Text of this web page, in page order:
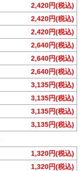
2,420円(税込)
2,420円(税込)
2,420円(税込)
2,640円(税込)
2,640円(税込)
2,640円(税込)
3,135円(税込)
3,135円(税込)
3,135円(税込)
3,135円(税込)
1,320円(税込)
1,320円(税込)